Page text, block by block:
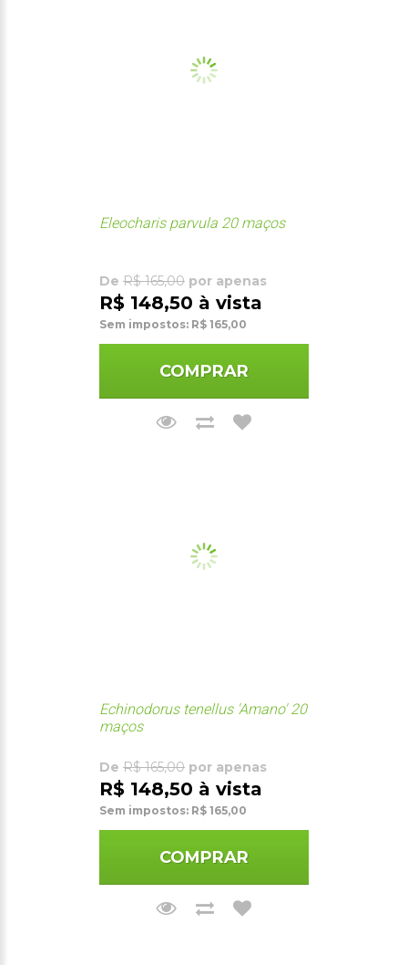
Eleocharis parvula 20 maços
De R$ 165,00 por apenas
R$ 148,50 à vista
Sem impostos: R$ 165,00
COMPRAR
Echinodorus tenellus 'Amano' 20
maços
De R$ 165,00 por apenas
R$ 148,50 à vista
Sem impostos: R$ 165,00
COMPRAR